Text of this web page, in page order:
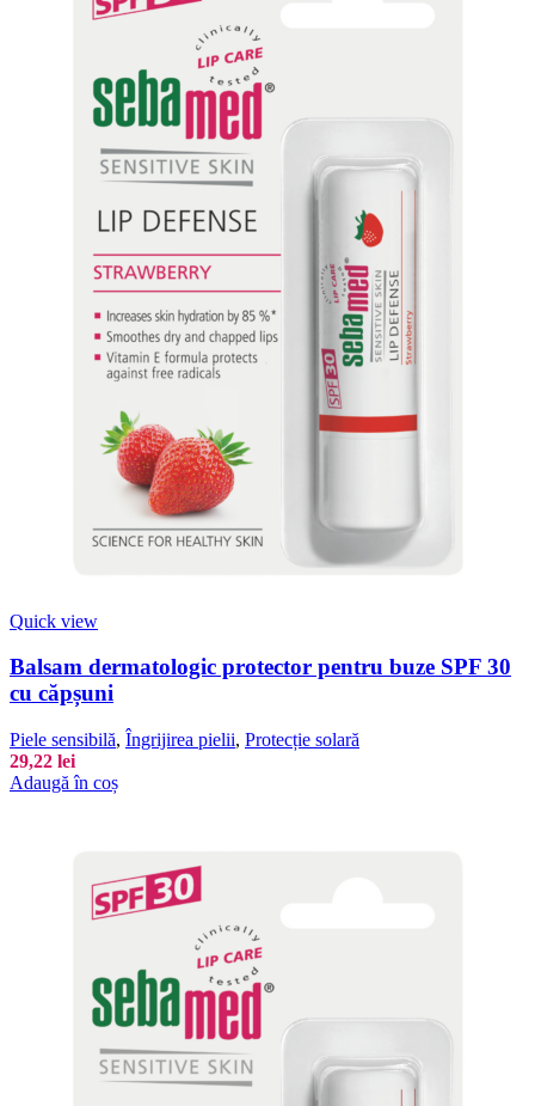
Quick view
Balsam dermatologic protector pentru buze SPF 30
cu căpșuni
Piele sensibilă, Îngrijirea pielii, Protecție solară
29,22 lei
Adaugă în coș